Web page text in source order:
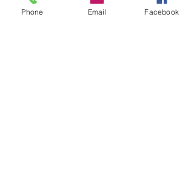
Phone Email Facebook